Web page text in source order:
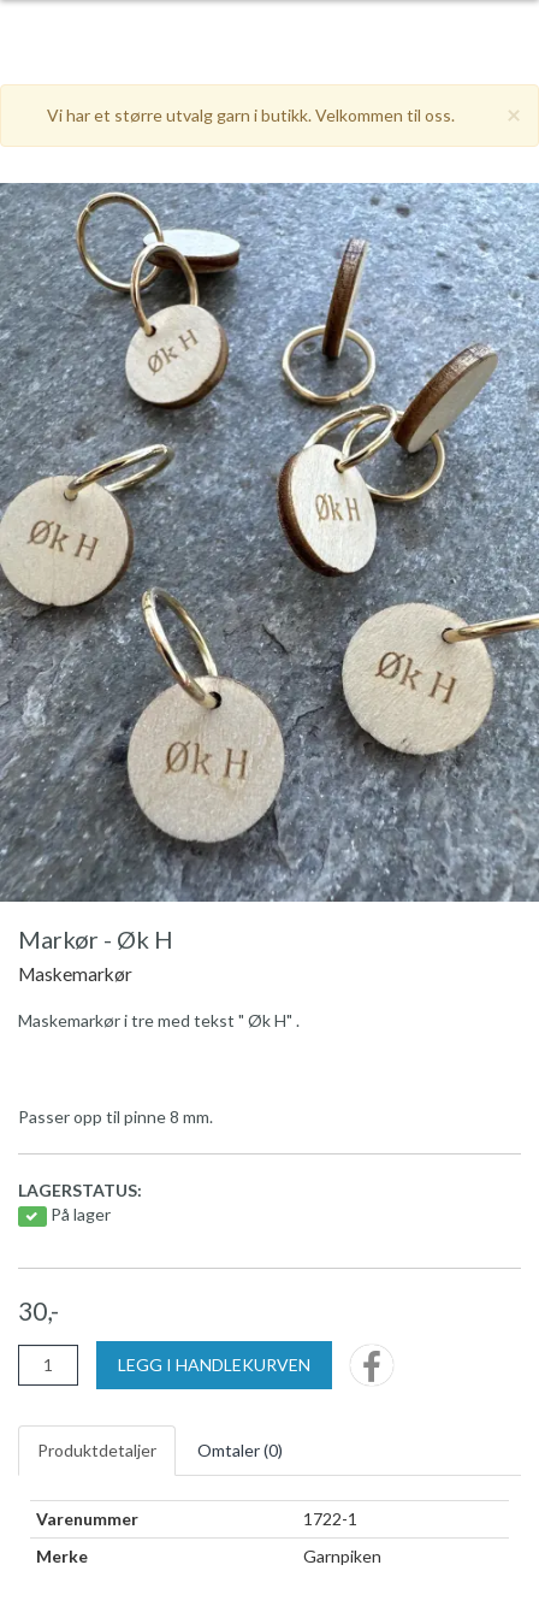
×
Vi har et større utvalg garn i butikk. Velkommen til oss.
Markør - Øk H
Maskemarkør
Maskemarkør i tre med tekst " Øk H" .
Passer opp til pinne 8 mm.
LAGERSTATUS:
På lager
30,-
LEGG I HANDLEKURVEN
Produktdetaljer Omtaler (0)
Varenummer
1722-1
Merke
Garnpiken